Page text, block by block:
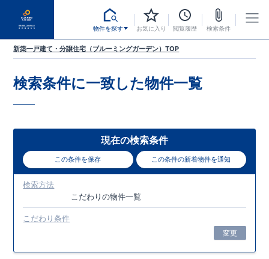
物件を探す お気に入り 閲覧履歴 検索条件
新築一戸建て・分譲住宅（ブルーミングガーデン）TOP
検索条件に一致した物件一覧
現在の検索条件
この条件を保存 この条件の新着物件を通知
検索方法
こだわりの物件一覧
こだわり条件
変更